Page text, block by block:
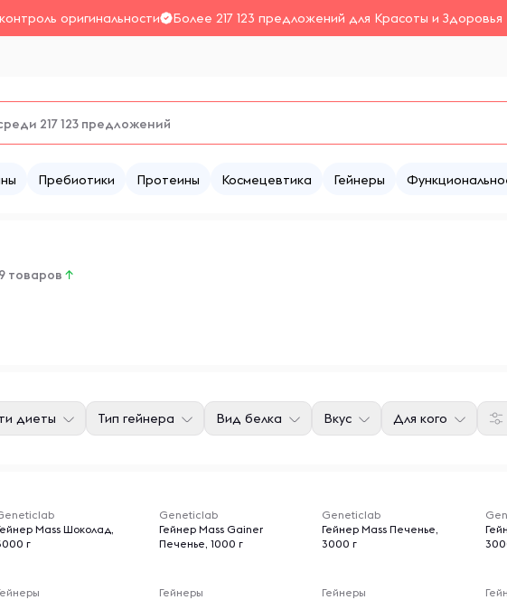
оригинальности Более 217 123 предложений для Красоты и Здоровья
Пребиотики Протеины Космецевтика Гейнеры
9 товаров ↑
диеты Тип гейнера Вид белка Вкус Для кого
Mass Шоколад,
г
Geneticlab
Гейнер Mass Gainer
Печенье, 1000 г
Гейнеры
Geneticlab
Гейнер Mass Печенье,
3000 г
Гейнеры